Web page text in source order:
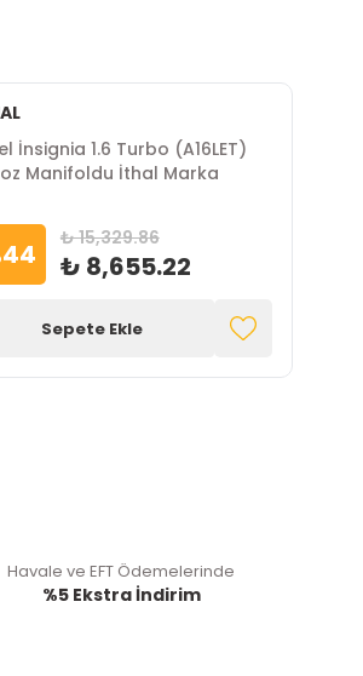
İnsignia 1.6 Turbo (A16LET)
Manifoldu İthal Marka
44 ₺ 15,329.86
₺ 8,655.22
Sepete Ekle
Havale ve EFT Ödemelerinde
%5 Ekstra İndirim